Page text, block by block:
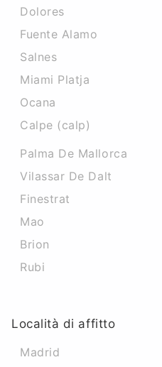
Dolores
Fuente Alamo
Salnes
Miami Platja
Ocana
Calpe (calp)
Palma De Mallorca
Vilassar De Dalt
Finestrat
Mao
Brion
Rubi
Località di affitto
Madrid